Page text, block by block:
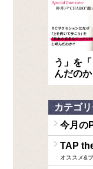
う」を
んだのか
カテゴ
今月の
TAP
オススメ&